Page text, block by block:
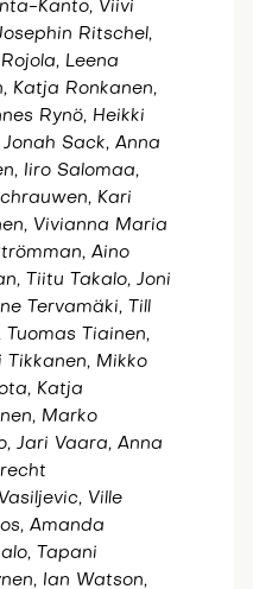
Kanto, Viivi
Ritschel,
Leena
Katja Ronkanen,
Rynö, Heikki
Sack, Anna
Iiro Salomaa,
Kari
Vivianna Maria
Aino
Tiitu Takalo, Joni
Tervamäki, Till
Tuomas Tiainen,
Tikkanen, Mikko
Katja
Marko
Jari Vaara, Anna
Ville
Amanda
Tapani
Ian Watson,